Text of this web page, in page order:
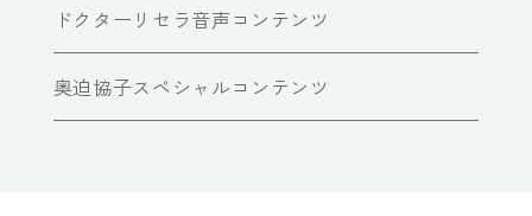
ドクターリセラ音声コンテンツ
奥迫協子スペシャルコンテンツ